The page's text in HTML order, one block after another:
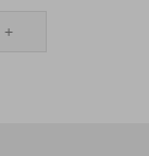
+